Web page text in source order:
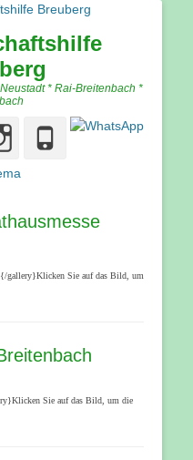
* Rai-Breitenbach *
Instagram
Phone
gallery}Klicken Sie auf das Bild, um
Sie auf das Bild, um die